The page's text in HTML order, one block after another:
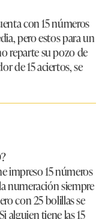
con 15 números
pero estos para un
reparte su pozo de
de 15 aciertos, se
impreso 15 números
numeración siempre
con 25 bolillas se
alguien tiene las 15